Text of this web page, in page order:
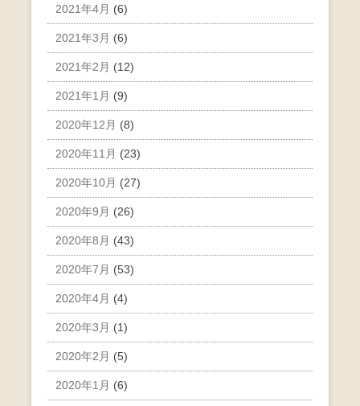
2021年4月 (6)
2021年3月 (6)
2021年2月 (12)
2021年1月 (9)
2020年12月 (8)
2020年11月 (23)
2020年10月 (27)
2020年9月 (26)
2020年8月 (43)
2020年7月 (53)
2020年4月 (4)
2020年3月 (1)
2020年2月 (5)
2020年1月 (6)